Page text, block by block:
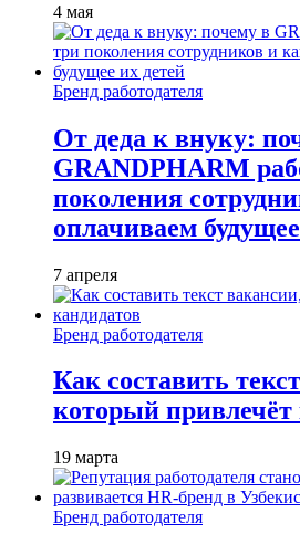
4 мая
Бренд работодателя
От деда к внуку:
GRANDPHARM
поколения
оплачиваем
7 апреля
Бренд работодателя
Как составить
который привлечёт
19 марта
Бренд работодателя